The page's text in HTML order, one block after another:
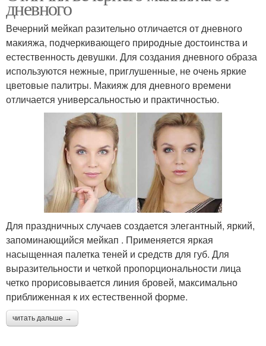
дневного
Вечерний мейкап разительно отличается от дневного
макияжа, подчеркивающего природные достоинства и
естественность девушки. Для создания дневного образа
используются нежные, приглушенные, не очень яркие
цветовые палитры. Макияж для дневного времени
отличается универсальностью и практичностью.
Для праздничных случаев создается элегантный, яркий,
запоминающийся мейкап . Применяется яркая
насыщенная палетка теней и средств для губ. Для
выразительности и четкой пропорциональности лица
четко прорисовывается линия бровей, максимально
приближенная к их естественной форме.
читать дальше →